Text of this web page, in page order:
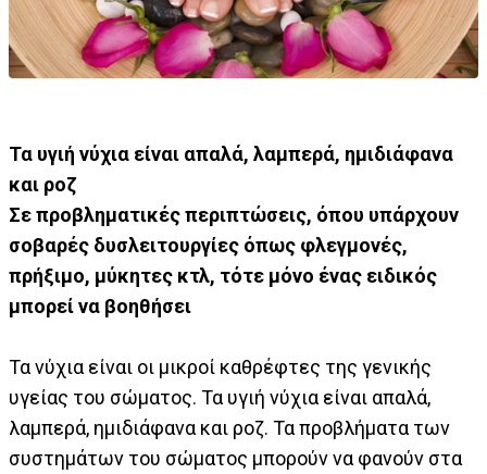
Τα υγιή νύχια είναι απαλά, λαμπερά, ημιδιάφανα
και ροζ
Σε προβληματικές περιπτώσεις, όπου υπάρχουν
σοβαρές δυσλειτουργίες όπως φλεγμονές,
πρήξιμο, μύκητες κτλ, τότε μόνο ένας ειδικός
μπορεί να βοηθήσει
Τα νύχια είναι οι μικροί καθρέφτες της γενικής
υγείας του σώματος. Τα υγιή νύχια είναι απαλά,
λαμπερά, ημιδιάφανα και ροζ. Τα προβλήματα των
συστημάτων του σώματος μπορούν να φανούν στα